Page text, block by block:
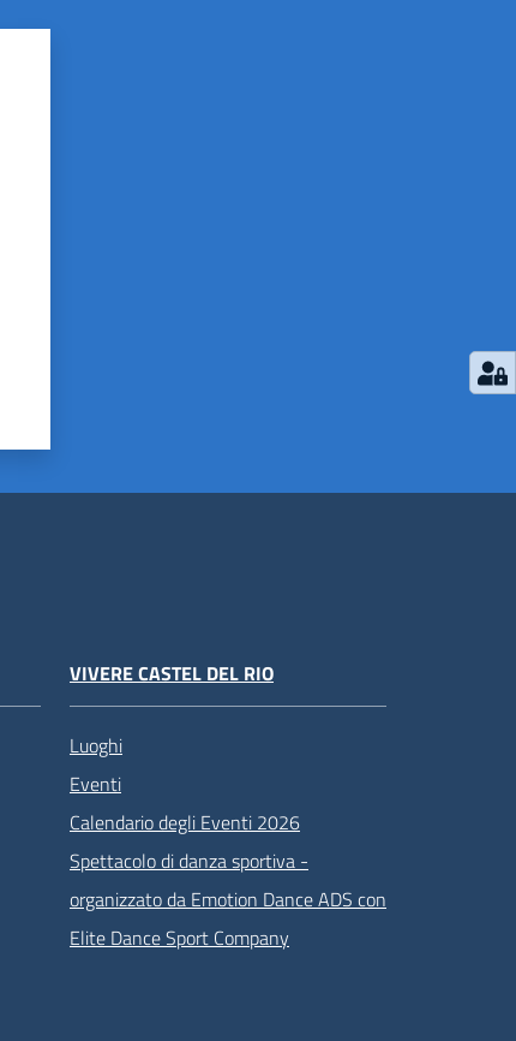
VIVERE CASTEL DEL RIO
Luoghi
Eventi
Calendario degli Eventi 2026
Spettacolo di danza sportiva -
organizzato da Emotion Dance ADS con
Elite Dance Sport Company